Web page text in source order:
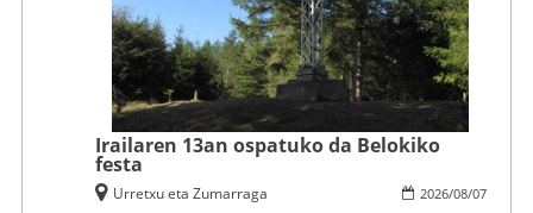
Irailaren 13an ospatuko da Belokiko
festa
2026/08/07
Urretxu eta Zumarraga